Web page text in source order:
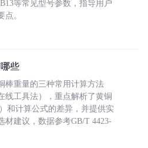
等常见型号参数，指导用户
。
些
棒重量的三种常用计算方法
线工具法），重点解析了黄铜
和计算公式的差异，并提供实
材建议，数据参考GB/T 4423-